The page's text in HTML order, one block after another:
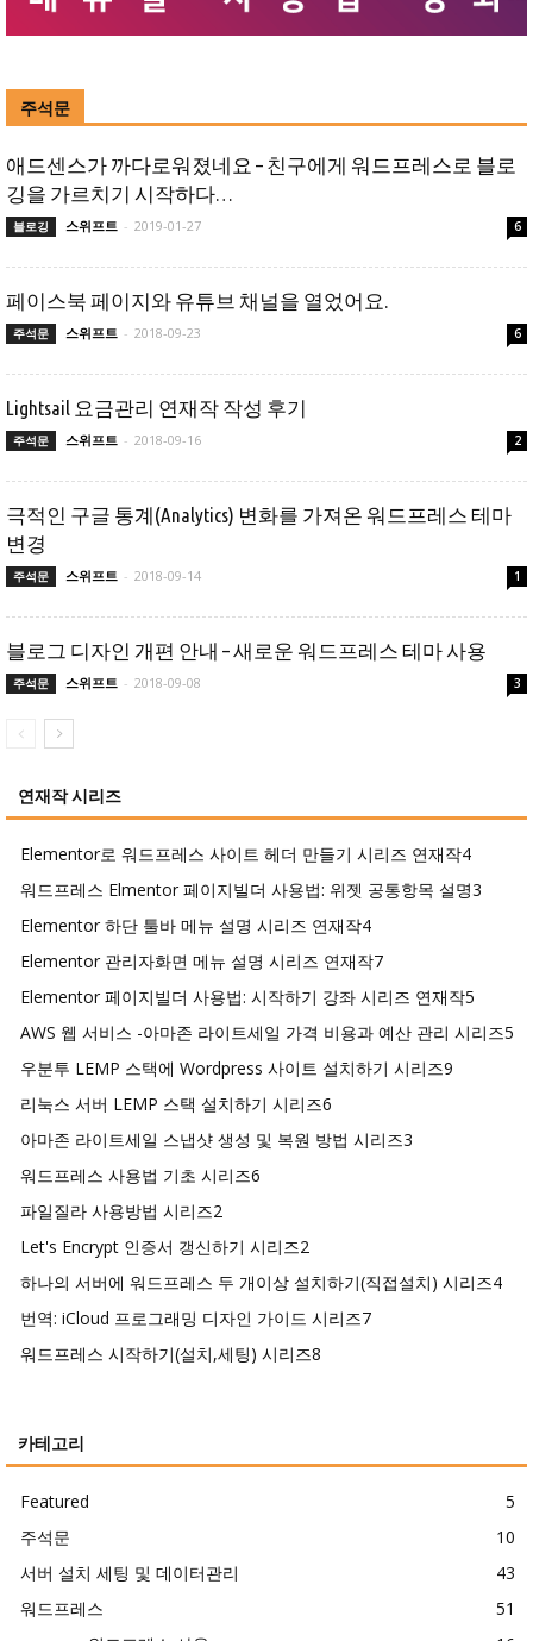
주석문
애드센스가 까다로워졌네요 – 친구에게 워드프레스로 블로
깅을 가르치기 시작하다…
블로깅 스위프트 - 2019-01-27 6
페이스북 페이지와 유튜브 채널을 열었어요.
주석문 스위프트 - 2018-09-23 6
Lightsail 요금관리 연재작 작성 후기
주석문 스위프트 - 2018-09-16 2
극적인 구글 통계(Analytics) 변화를 가져온 워드프레스 테마
변경
주석문 스위프트 - 2018-09-14 1
블로그 디자인 개편 안내 – 새로운 워드프레스 테마 사용
주석문 스위프트 - 2018-09-08 3
연재작 시리즈
Elementor로 워드프레스 사이트 헤더 만들기 시리즈 연재작4
워드프레스 Elmentor 페이지빌더 사용법: 위젯 공통항목 설명3
Elementor 하단 툴바 메뉴 설명 시리즈 연재작4
Elementor 관리자화면 메뉴 설명 시리즈 연재작7
Elementor 페이지빌더 사용법: 시작하기 강좌 시리즈 연재작5
AWS 웹 서비스 -아마존 라이트세일 가격 비용과 예산 관리 시리즈5
우분투 LEMP 스택에 Wordpress 사이트 설치하기 시리즈9
리눅스 서버 LEMP 스택 설치하기 시리즈6
아마존 라이트세일 스냅샷 생성 및 복원 방법 시리즈3
워드프레스 사용법 기초 시리즈6
파일질라 사용방법 시리즈2
Let's Encrypt 인증서 갱신하기 시리즈2
하나의 서버에 워드프레스 두 개이상 설치하기(직접설치) 시리즈4
번역: iCloud 프로그래밍 디자인 가이드 시리즈7
워드프레스 시작하기(설치,세팅) 시리즈8
카테고리
Featured
5
주석문
10
서버 설치 세팅 및 데이터관리
43
워드프레스
51